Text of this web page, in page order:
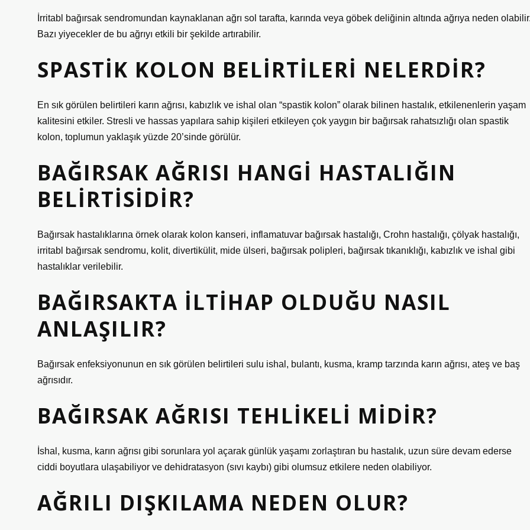
İrritabl bağırsak sendromundan kaynaklanan ağrı sol tarafta, karında veya göbek deliğinin altında ağrıya neden
Bazı yiyecekler de bu ağrıyı etkili bir şekilde artırabilir.
SPASTIK KOLON BELIRTILERI NELERDIR?
En sık görülen belirtileri karın ağrısı, kabızlık ve ishal olan “spastik kolon” olarak bilinen hastalık, etkilenenlerin yaşam
kalitesini etkiler. Stresli ve hassas yapılara sahip kişileri etkileyen çok yaygın bir bağırsak rahatsızlığı olan spastik
kolon, toplumun yaklaşık yüzde 20’sinde görülür.
BAĞIRSAK AĞRISI HANGI HASTALIĞIN
BELIRTISIDIR?
Bağırsak hastalıklarına örnek olarak kolon kanseri, inflamatuvar bağırsak hastalığı, Crohn hastalığı, çölyak hastalığı,
irritabl bağırsak sendromu, kolit, divertikülit, mide ülseri, bağırsak polipleri, bağırsak tıkanıklığı, kabızlık ve ishal gibi
hastalıklar verilebilir.
BAĞIRSAKTA ILTIHAP OLDUĞU NASIL
ANLAŞILIR?
Bağırsak enfeksiyonunun en sık görülen belirtileri sulu ishal, bulantı, kusma, kramp tarzında karın ağrısı, ateş ve baş
ağrısıdır.
BAĞIRSAK AĞRISI TEHLIKELI MIDIR?
İshal, kusma, karın ağrısı gibi sorunlara yol açarak günlük yaşamı zorlaştıran bu hastalık, uzun süre devam ederse
ciddi boyutlara ulaşabiliyor ve dehidratasyon (sıvı kaybı) gibi olumsuz etkilere neden olabiliyor.
AĞRILI DIŞKILAMA NEDEN OLUR?